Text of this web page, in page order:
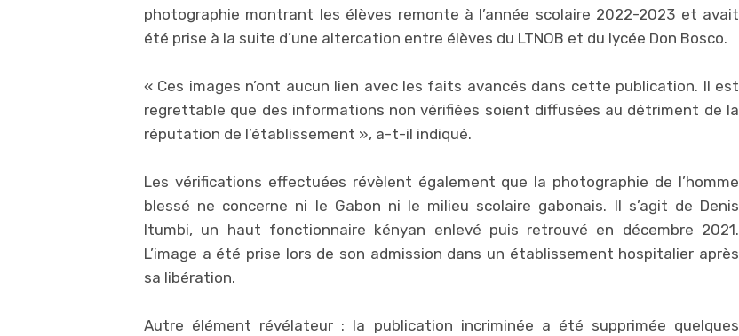
photographie montrant les élèves remonte à l’année scolaire 2022-2023 et avait
été prise à la suite d’une altercation entre élèves du LTNOB et du lycée Don Bosco.
« Ces images n’ont aucun lien avec les faits avancés dans cette publication. Il est
regrettable que des informations non vérifiées soient diffusées au détriment de la
réputation de l’établissement », a-t-il indiqué.
Les vérifications effectuées révèlent également que la photographie de l’homme
blessé ne concerne ni le Gabon ni le milieu scolaire gabonais. Il s’agit de Denis
Itumbi, un haut fonctionnaire kényan enlevé puis retrouvé en décembre 2021.
L’image a été prise lors de son admission dans un établissement hospitalier après
sa libération.
Autre élément révélateur : la publication incriminée a été supprimée quelques